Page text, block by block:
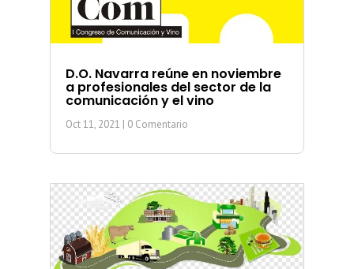
D.O. Navarra reúne en noviembre
a profesionales del sector de la
comunicación y el vino
Oct 11, 2021 | 0 Comentario